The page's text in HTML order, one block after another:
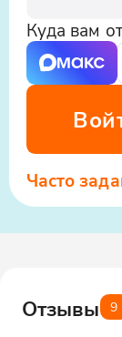
Куда вам
Часто
Отзывы 9